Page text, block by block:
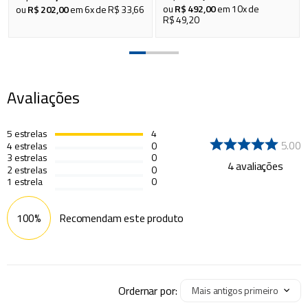
ouR$202,00em6x deR$33,66 ouR$492,00em10x de
R$49,20
Avaliações
5estrelas
4estrelas
3estrelas
2estrelas
1 estrela
4
0
0
0
0
5.00
4avaliações
100% Recomendam este produto
Ordernar por: Mais antigos primeiro